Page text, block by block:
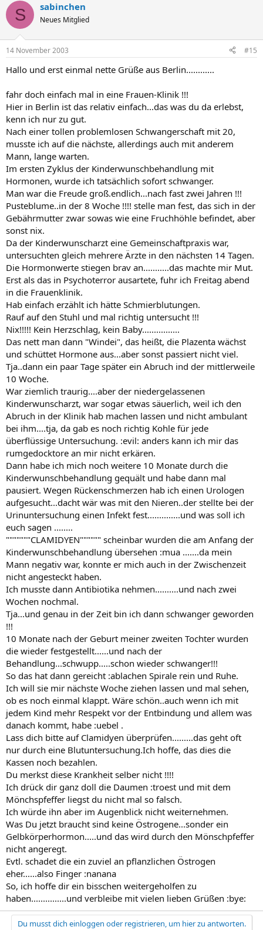
S sabinchen
Neues Mitglied
14 November 2003 #15
Hallo und erst einmal nette Grüße aus Berlin............
fahr doch einfach mal in eine Frauen-Klinik !!!
Hier in Berlin ist das relativ einfach...das was du da erlebst,
kenn ich nur zu gut.
Nach einer tollen problemlosen Schwangerschaft mit 20,
musste ich auf die nächste, allerdings auch mit anderem
Mann, lange warten.
Im ersten Zyklus der Kinderwunschbehandlung mit
Hormonen, wurde ich tatsächlich sofort schwanger.
Man war die Freude groß.endlich...nach fast zwei Jahren !!!
Pusteblume..in der 8 Woche !!!! stelle man fest, das sich in der
Gebährmutter zwar sowas wie eine Fruchhöhle befindet, aber
sonst nix.
Da der Kinderwunscharzt eine Gemeinschaftpraxis war,
untersuchten gleich mehrere Ärzte in den nächsten 14 Tagen.
Die Hormonwerte stiegen brav an...........das machte mir Mut.
Erst als das in Psychoterror ausartete, fuhr ich Freitag abend
in die Frauenklinik.
Hab einfach erzählt ich hätte Schmierblutungen.
Rauf auf den Stuhl und mal richtig untersucht !!!
Nix!!!!! Kein Herzschlag, kein Baby................
Das nett man dann "Windei", das heißt, die Plazenta wächst
und schüttet Hormone aus...aber sonst passiert nicht viel.
Tja..dann ein paar Tage später ein Abruch ind der mittlerweile
10 Woche.
War ziemlich traurig....aber der niedergelassenen
Kinderwunscharzt, war sogar etwas säuerlich, weil ich den
Abruch in der Klinik hab machen lassen und nicht ambulant
bei ihm....tja, da gab es noch richtig Kohle für jede
überflüssige Untersuchung. :evil: anders kann ich mir das
rumgedocktore an mir nicht erkären.
Dann habe ich mich noch weitere 10 Monate durch die
Kinderwunschbehandlung gequält und habe dann mal
pausiert. Wegen Rückenschmerzen hab ich einen Urologen
aufgesucht...dacht wär was mit den Nieren..der stellte bei der
Urinuntersuchung einen Infekt fest..............und was soll ich
euch sagen ........
"""""""CLAMIDYEN"""""" scheinbar wurden die am Anfang der
Kinderwunschbehandlung übersehen :mua .......da mein
Mann negativ war, konnte er mich auch in der Zwischenzeit
nicht angesteckt haben.
Ich musste dann Antibiotika nehmen..........und nach zwei
Wochen nochmal.
Tja...und genau in der Zeit bin ich dann schwanger geworden
!!!
10 Monate nach der Geburt meiner zweiten Tochter wurden
die wieder festgestellt......und nach der
Behandlung...schwupp.....schon wieder schwanger!!!
So das hat dann gereicht :ablachen Spirale rein und Ruhe.
Ich will sie mir nächste Woche ziehen lassen und mal sehen,
ob es noch einmal klappt. Wäre schön..auch wenn ich mit
jedem Kind mehr Respekt vor der Entbindung und allem was
danach kommt, habe :uebel .
Lass dich bitte auf Clamidyen überprüfen.........das geht oft
nur durch eine Blutuntersuchung.Ich hoffe, das dies die
Kassen noch bezahlen.
Du merkst diese Krankheit selber nicht !!!!
Ich drück dir ganz doll die Daumen :troest und mit dem
Mönchspfeffer liegst du nicht mal so falsch.
Ich würde ihn aber im Augenblick nicht weiternehmen.
Was Du jetzt braucht sind keine Östrogene...sonder ein
Gelbkörperhormon.....und das wird durch den Mönschpfeffer
nicht angeregt.
Evtl. schadet die ein zuviel an pflanzlichen Östrogen
eher......also Finger :nanana
So, ich hoffe dir ein bisschen weitergeholfen zu
haben...............und verbleibe mit vielen lieben Grüßen :bye:
Du musst dich einloggen oder registrieren, um hier zu antworten.